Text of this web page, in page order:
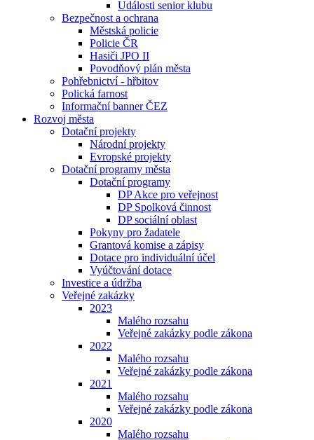
Události senior klubu
Bezpečnost a ochrana
Městská policie
Policie ČR
Hasiči JPO II
Povodňový plán města
Pohřebnictví - hřbitov
Polická farnost
Informační banner ČEZ
Rozvoj města
Dotační projekty
Národní projekty
Evropské projekty
Dotační programy města
Dotační programy
DP Akce pro veřejnost
DP Spolková činnost
DP sociální oblast
Pokyny pro žadatele
Grantová komise a zápisy
Dotace pro individuální účel
Vyúčtování dotace
Investice a údržba
Veřejné zakázky
2023
Malého rozsahu
Veřejné zakázky podle zákona
2022
Malého rozsahu
Veřejné zakázky podle zákona
2021
Malého rozsahu
Veřejné zakázky podle zákona
2020
Malého rozsahu